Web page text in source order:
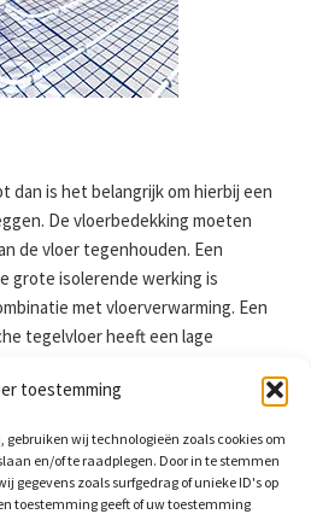
toestemming
gebruiken wij technologieën zoals cookies om
en/of te raadplegen. Door in te stemmen
gegevens zoals surfgedrag of unieke ID's op
toestemming geeft of uw toestemming
dan is het belangrijk om hierbij een
De vloerbedekking moeten
de vloer tegenhouden. Een
grote isolerende werking is
met vloerverwarming. Een
tegelvloer heeft een lage
de ruimte erboven. Houd bij het
tegelvloer in wildverband. Door
is het mogelijk dat deze loskomen